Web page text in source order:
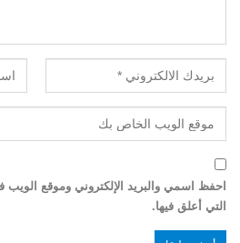
احفظ اسمي والبريد الإلكتروني وموقع الويب
التي أعلق فيها.